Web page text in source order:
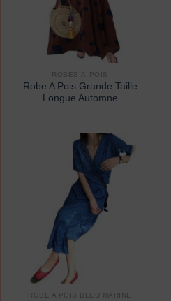
ROBES À POIS
Robe A Pois Grande Taille
Longue Automne
ROBE A POIS BLEU MARINE